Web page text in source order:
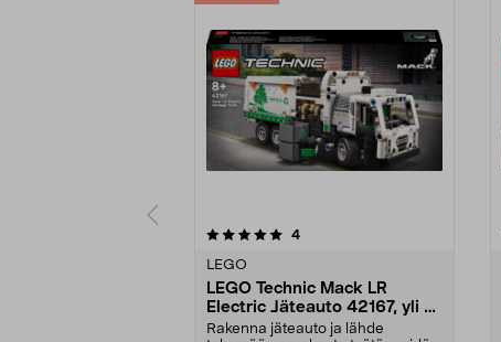
4arvostelut
LEGO
LEGO Technic Mack LR
Electric Jäteauto 42167, yli 8-
vuotiaille
Rakenna jäteauto ja lähde
4.5 viidestä